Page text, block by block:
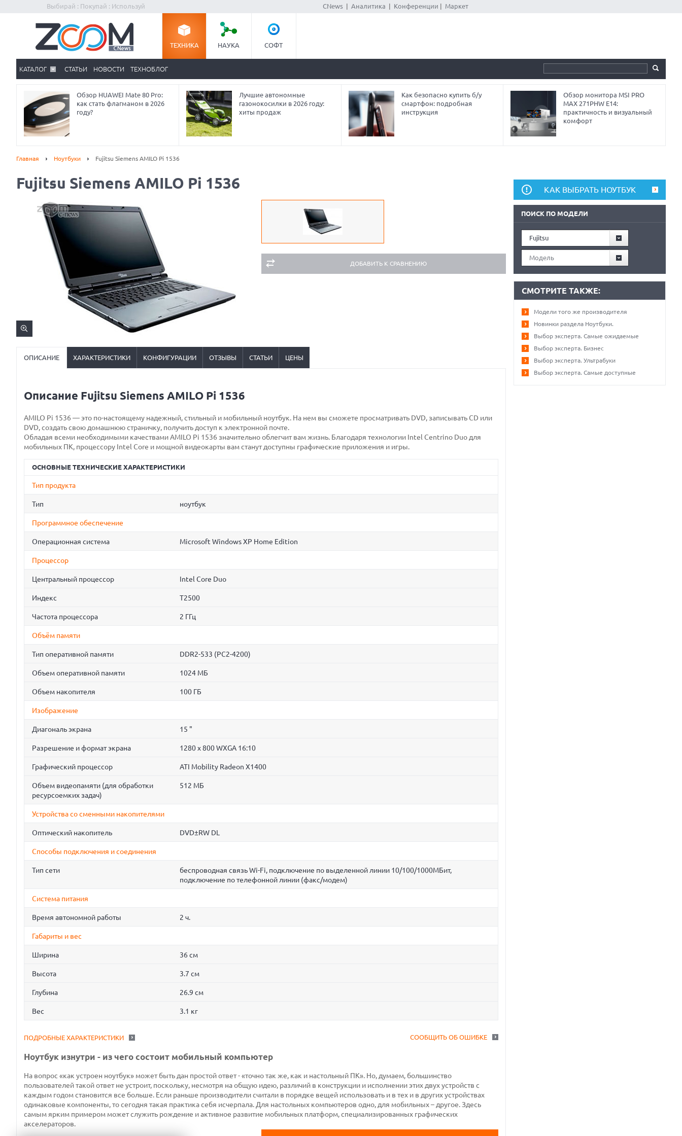
Выбирай : Покупай : Используй CNews| Аналитика Конференции Маркет
ТЕХНИКА НАУКА СОФТ
КАТАЛОГ СТАТЬИ НОВОСТИ ТЕХНОБЛОГ
Обзор HUAWEI Mate 80 Pro:
как стать флагманом в 2026
году?
Лучшие автономные
газонокосилки в 2026 году:
хиты продаж
Как безопасно купить б/у
смартфон: подробная
инструкция
Обзор монитора MSI PRO
MAX 271PHW E14:
практичность и визуальный
комфорт
Главная Ноутбуки Fujitsu Siemens AMILO Pi 1536
Fujitsu Siemens AMILO Pi 1536
ДОБАВИТЬ К СРАВНЕНИЮ
ОПИСАНИЕ ХАРАКТЕРИСТИКИ КОНФИГУРАЦИИ ОТЗЫВЫ СТАТЬИ ЦЕНЫ
Описание Fujitsu Siemens AMILO Pi 1536
AMILO Pi 1536 — это по-настоящему надежный, стильный и мобильный ноутбук. На нем вы сможете просматривать DVD, записывать CD или
DVD, создать свою домашнюю страничку, получить доступ к электронной почте.
Обладая всеми необходимыми качествами AMILO Pi 1536 значительно облегчит вам жизнь. Благодаря технологии Intel Centrino Duo для
мобильных ПК, процессору Intel Core и мощной видеокарты вам станут доступны графические приложения и игры.
ОСНОВНЫЕ ТЕХНИЧЕСКИЕ ХАРАКТЕРИСТИКИ
Тип продукта
Тип ноутбук
Программное обеспечение
Операционная система Microsoft Windows XP Home Edition
Процессор
Центральный процессор Intel Core Duo
Индекс T2500
Частота процессора 2 ГГц
Объём памяти
Тип оперативной памяти DDR2-533 (PC2-4200)
Объем оперативной памяти 1024 МБ
Объем накопителя 100 ГБ
Изображение
Диагональ экрана 15 "
Разрешение и формат экрана 1280 x 800 WXGA 16:10
Графический процессор ATI Mobility Radeon X1400
Объем видеопамяти (для обработки
ресурсоемких задач)
512 МБ
Устройства со сменными накопителями
Оптический накопитель DVD±RW DL
Способы подключения и соединения
Тип сети
беспроводная связь Wi-Fi, подключение по выделенной линии 10/100/1000МБит,
подключение по телефонной линии (факс/модем)
Система питания
Время автономной работы 2 ч.
Габариты и вес
Ширина 36 см
Высота 3.7 см
Глубина 26.9 см
Вес 3.1 кг
СООБЩИТЬ ОБ ОШИБКЕ
ПОДРОБНЫЕ ХАРАКТЕРИСТИКИ
Ноутбук изнутри - из чего состоит мобильный компьютер
На вопрос «как устроен ноутбук» может быть дан простой ответ - «точно так же, как и настольный ПК». Но, думаем, большинство
пользователей такой ответ не устроит, поскольку, несмотря на общую идею, различий в конструкции и исполнении этих двух устройств с
каждым годом становится все больше. Если раньше производители считали в порядке вещей использовать и в тех и в других устройствах
одинаковые компоненты, то сегодня такая практика себя исчерпала. Для настольных компьютеров одно, для мобильных – другое. Здесь
самым ярким примером может служить рождение и активное развитие мобильных платформ, специализированных графических
акселераторов.
КАК ВЫБРАТЬ НОУТБУК
ПОИСК ПО МОДЕЛИ
Fujitsu
Модель
СМОТРИТЕ ТАКЖЕ:
Модели того же производителя
Новинки раздела Ноутбуки.
Выбор эксперта. Самые ожидаемые
Выбор эксперта. Бизнес
Выбор эксперта. Ультрабуки
Выбор эксперта. Самые доступные